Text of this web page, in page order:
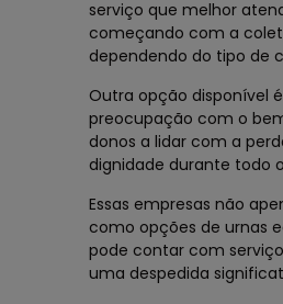
serviço que melhor
começando com a
dependendo do tipo de
Outra opção disponível
preocupação com o
donos a lidar com a
dignidade durante todo
Essas empresas não
como opções de urnas
pode contar com
uma despedida